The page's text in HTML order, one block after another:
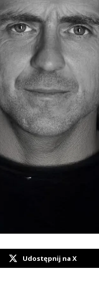
Udostępnij na X